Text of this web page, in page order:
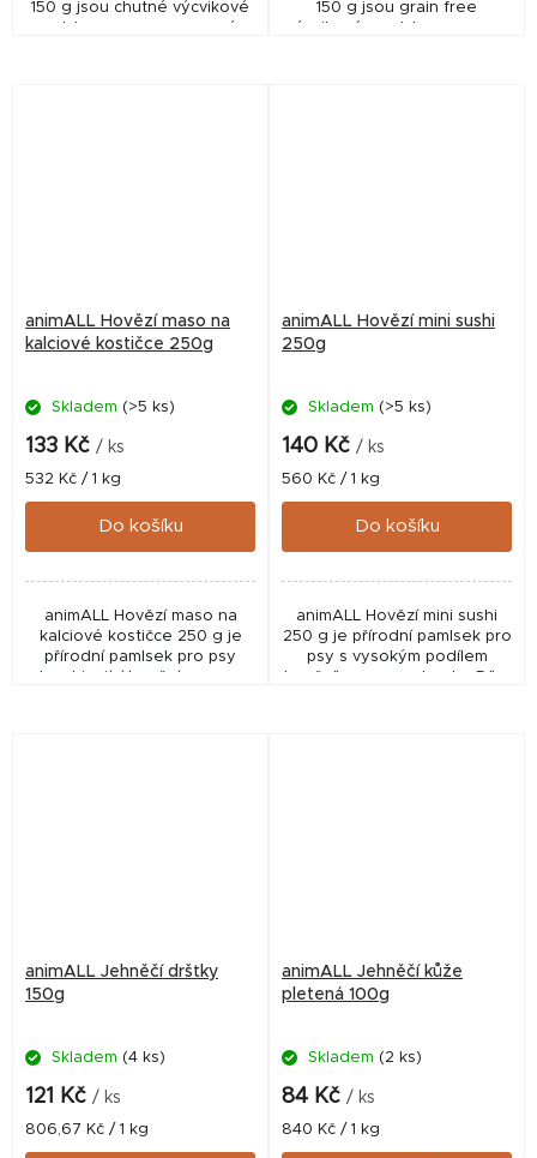
150 g jsou chutné výcvikové
pamlsky pro psy se syrovým
150 g jsou grain free
výcvikové pamlsky pro psy s
animALL Hovězí maso na
kalciové kostičce 250g
Skladem (>5 ks)
133 Kč / ks
Měrná
cena:
532 Kč / 1 kg
Do košíku
animALL Hovězí maso na
kalciové kostičce 250 g je
přírodní pamlsek pro psy
animALL Hovězí mini sushi
250g
Skladem (>5 ks)
140 Kč / ks
Měrná
cena:
560 Kč / 1 kg
Do košíku
animALL Hovězí mini sushi
250 g je přírodní pamlsek pro
psy s vysokým podílem
animALL Jehněčí dršťky
150g
Skladem (4 ks)
121 Kč / ks
Měrná
cena:
806,67 Kč / 1 kg
animALL Jehněčí kůže
pletená 100g
Skladem (2 ks)
84 Kč / ks
Měrná
cena:
840 Kč / 1 kg